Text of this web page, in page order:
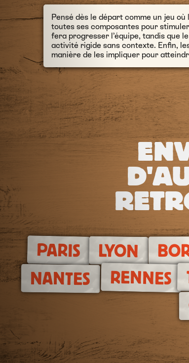
Pensé dès le départ comme un jeu
toutes ses composantes pour
fera progresser l’équipe, tandis que le
activité rigide sans contexte. Enfin,
manière de les impliquer pour
PARIS LYON
NANTES RENNES